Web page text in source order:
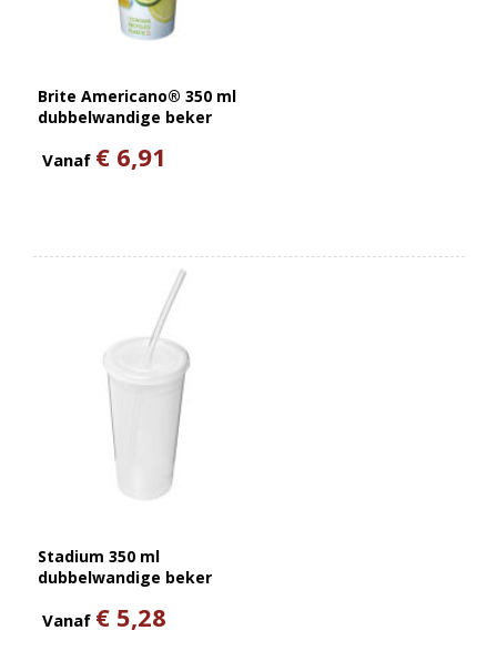
Brite Americano® 350 ml
dubbelwandige beker
Vanaf € 6,91
Stadium 350 ml
dubbelwandige beker
Vanaf € 5,28